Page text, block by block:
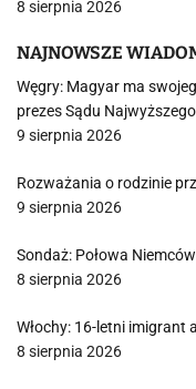
8 sierpnia 2026
NAJNOWSZE
Węgry: Magyar ma
prezes Sądu Najwyższego
9 sierpnia 2026
Rozważania o rodzinie
9 sierpnia 2026
Sondaż: Połowa
8 sierpnia 2026
Włochy: 16-letni
8 sierpnia 2026